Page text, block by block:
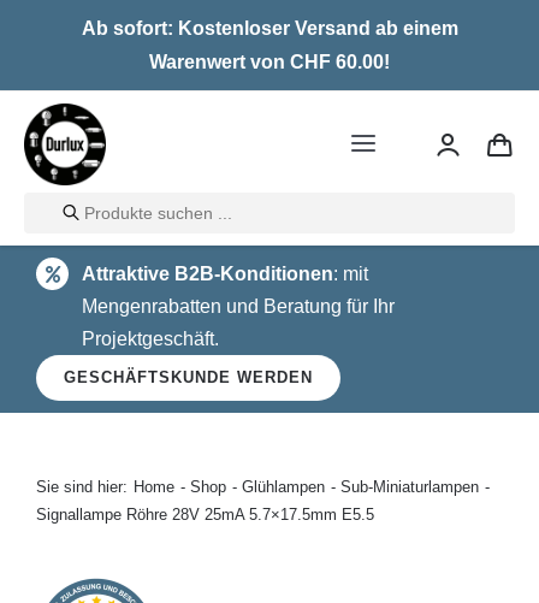
Ab sofort: Kostenloser Versand ab einem
Warenwert von CHF 60.00!
Toggle
Home
LED
Halogen
Glühlampen
Kontakt
Products
search
Attraktive B2B-Konditionen: mit
Mengenrabatten und Beratung für Ihr
Projektgeschäft.
GESCHÄFTSKUNDE WERDEN
Sie sind hier: Home Shop Glühlampen
Sub-Miniaturlampen
Signallampe Röhre 28V 25mA 5.7×17.5mm E5.5